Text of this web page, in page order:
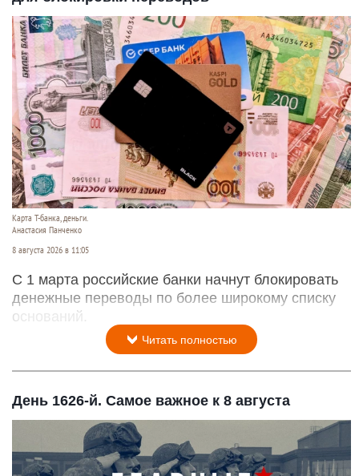
Карта Т-банка, деньги.
Анастасия Панченко
8 августа 2026 в 11:05
С 1 марта российские банки начнут блокировать
денежные переводы по более широкому списку
оснований.
Читать полностью
День 1626-й. Самое важное к 8 августа